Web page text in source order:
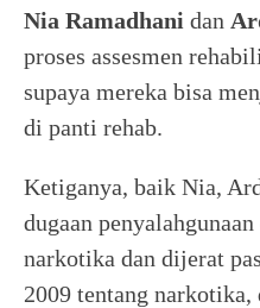
Nia Ramadhani dan
proses assesmen
supaya mereka bisa
di panti rehab.
Ketiganya, baik Nia,
dugaan
narkotika dan dijerat
2009 tentang narkotika,